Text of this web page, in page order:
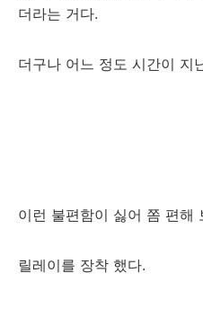
더라는 거다.
더구나 어느 정도 시간이 지
이런 불편함이 싫어 쫌 편해
릴레이를 장착 했다.